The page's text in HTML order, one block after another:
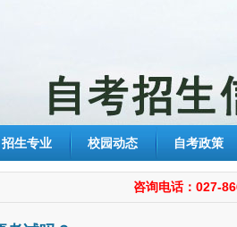
招生专业 校园动态 自考政策
咨询电话：027-